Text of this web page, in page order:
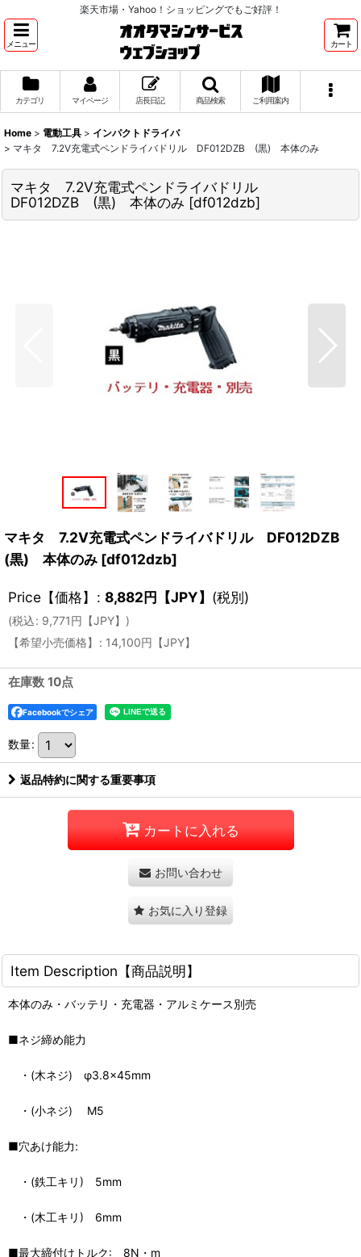
楽天市場・Yahoo！ショッピングでもご好評！
メニュー カート
カテゴリ マイページ 店長日記 商品検索 ご利用案内
Home > 電動工具 > インパクトドライバ
> マキタ 7.2V充電式ペンドライバドリル DF012DZB (黒) 本体のみ
マキタ 7.2V充電式ペンドライバドリル
DF012DZB (黒) 本体のみ [df012dzb]
マキタ 7.2V充電式ペンドライバドリル DF012DZB
(黒) 本体のみ [df012dzb]
Price【価格】 : 8,882円【JPY】 (税別)
(税込: 9,771円【JPY】 )
【希望小売価格】
: 14,100円【JPY】
在庫数 10点
Facebookでシェア
数量:
返品特約に関する重要事項
カートに入れる
お問い合わせ
お気に入り登録
Item Description【商品説明】
本体のみ・バッテリ・充電器・アルミケース別売
■ネジ締め能力
・(木ネジ) φ3.8×45mm
・(小ネジ) M5
■穴あけ能力:
・(鉄工キリ) 5mm
・(木工キリ) 6mm
■最大締付けトルク: 8N・m